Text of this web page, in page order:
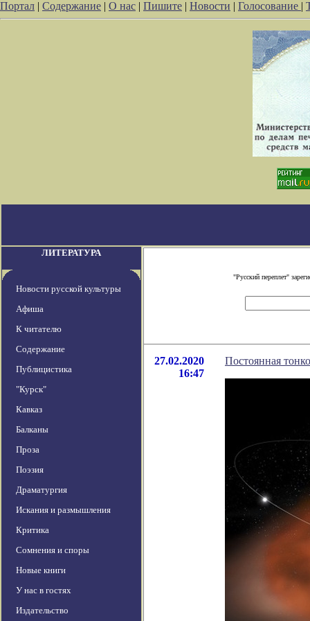
Портал | Содержание | О нас | Пишите | Новости | Голосование |
ЛИТЕРАТУРА
Новости русской культуры
Афиша
К читателю
Содержание
Публицистика
"Курск"
Кавказ
Балканы
Проза
Поэзия
Драматургия
Искания и размышления
Критика
Сомнения и споры
Новые книги
У нас в гостях
Издательство
"Русский переплет"
27.02.2020
16:47
Постоянная